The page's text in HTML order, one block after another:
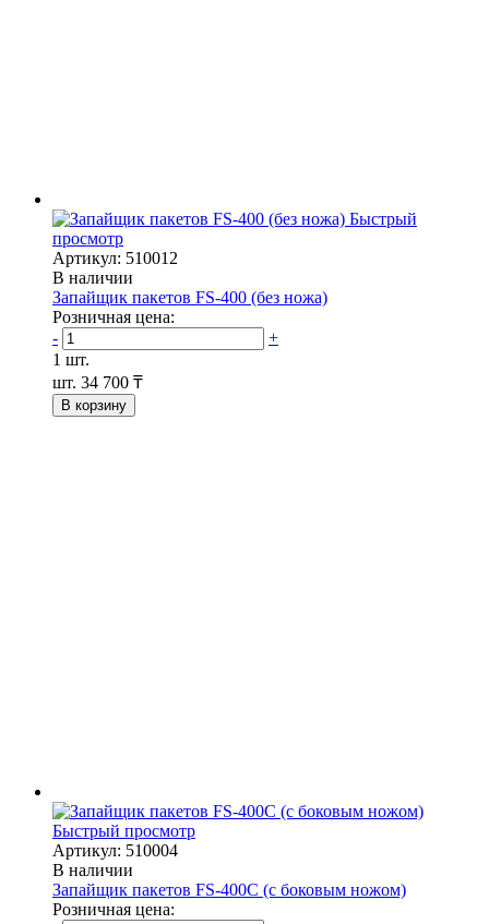
Быстрый
просмотр
Артикул: 510012
В наличии
Запайщик пакетов FS-400 (без ножа)
Розничная цена:
-
+
1 шт.
шт. 34 700 ₸
В корзину
Быстрый просмотр
Артикул: 510004
В наличии
Запайщик пакетов FS-400С (с боковым ножом)
Розничная цена: